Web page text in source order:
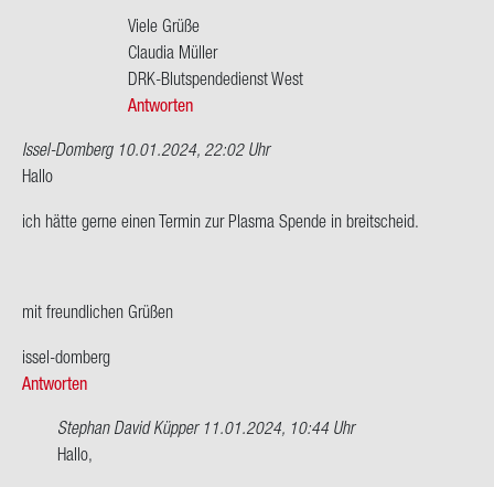
WDR…
von
Rays
Viele Grüße
Clau­dia Mül­ler
DRK-​Blutspendedienst West
Antworten
Issel-Domberg10.01.2024, 22:02 Uhr
Hallo
ich hätte gerne einen Ter­min zur Plas­ma Spen­de in breit­scheid.
mit freund­li­chen Grü­ßen
issel-​domberg
Antworten
Stephan David Küpper11.01.2024, 10:44 Uhr
Ant­
Hallo,